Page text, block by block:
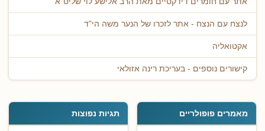
לנצח עם הנצח - אתר לזכרו של הנער משה הי"ד
אקטואליה
קישורים נוספים - בעריכת רינה אזולאי
מאמרים פופולריים תגיות נפוצות